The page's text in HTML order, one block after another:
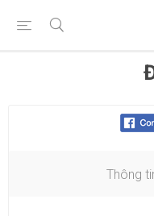
Thông